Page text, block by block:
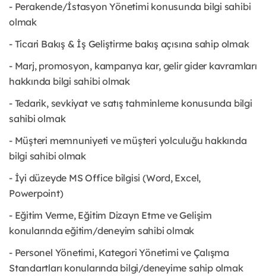
- Perakende/İstasyon Yönetimi konusunda bilgi sahibi
olmak
- Ticari Bakış & İş Geliştirme bakış açısına sahip olmak
- Marj, promosyon, kampanya kar, gelir gider kavramları
hakkında bilgi sahibi olmak
- Tedarik, sevkiyat ve satış tahminleme konusunda bilgi
sahibi olmak
- Müşteri memnuniyeti ve müşteri yolculuğu hakkında
bilgi sahibi olmak
- İyi düzeyde MS Office bilgisi (Word, Excel,
Powerpoint)
- Eğitim Verme, Eğitim Dizayn Etme ve Gelişim
konularında eğitim/deneyim sahibi olmak
- Personel Yönetimi, Kategori Yönetimi ve Çalışma
Standartları konularında bilgi/deneyime sahip olmak